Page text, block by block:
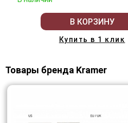
В КОРЗИНУ
Купить в 1 клик
Товары бренда Kramer